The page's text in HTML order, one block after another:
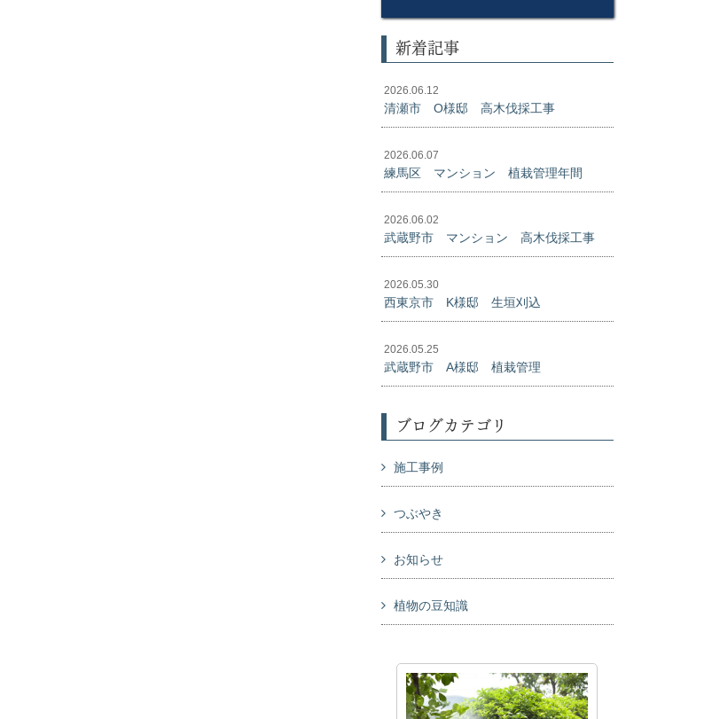
新着記事
2026.06.12
清瀬市 O様邸 高木伐採工事
2026.06.07
練馬区 マンション 植栽管理年間
2026.06.02
武蔵野市 マンション 高木伐採工事
2026.05.30
西東京市 K様邸 生垣刈込
2026.05.25
武蔵野市 A様邸 植栽管理
ブログカテゴリ
施工事例
つぶやき
お知らせ
植物の豆知識